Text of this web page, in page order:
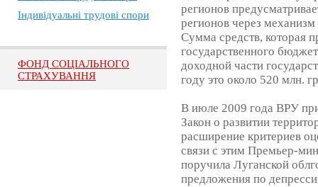
Індивідуальні трудові спори
ФОНД СОЦІАЛЬНОГО
СТРАХУВАННЯ
регионов
регионов через
Сумма средств, которая
государственного
доходной части
году это около 520 млн.
В июле 2009 года ВРУ
Закон о развитии
расширение критериев
связи с этим Премьер-
поручила Луганской
предложения по